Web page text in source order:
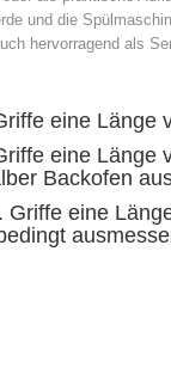
und die
hervorragend als
eine Länge
eine Länge
Backofen
eine